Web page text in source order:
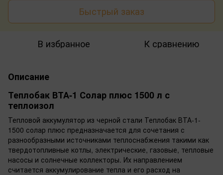
Быстрый заказ
В избранное К сравнению
Описание
Теплобак ВТА-1 Солар плюс 1500 л с
теплоизол
Тепловой аккумулятор из черной стали Теплобак ВТА-1-
1500 солар плюс предназначается для сочетания с
разнообразными источниками теплоснабжения такими как
твердотопливные котлы, электрические, газовые, тепловые
насосы и солнечные коллекторы. Их направлением
считается аккумулирование тепла и его расход на